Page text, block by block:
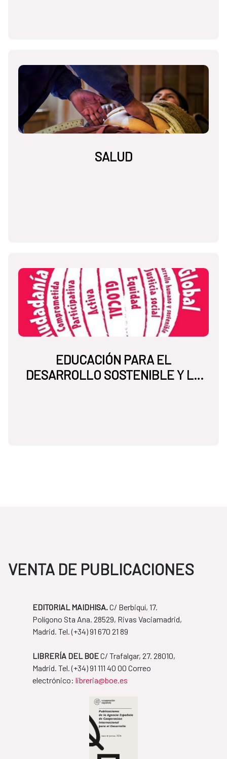
SALUD
EDUCACIÓN PARA EL
DESARROLLO SOSTENIBLE Y LA
VENTA DE PUBLICACIONES
EDITORIAL MAIDHISA.C/ Berbiquí, 17.
Polígono Sta Ana. 28529, Rivas Vaciamadrid,
Madrid. Tel. ​(+34) 91 670 21 89
LIBRERÍA DEL BOEC/ Trafalgar, 27. 28010,
Madrid. Tel. ​(+34) 91 111 40 00 Correo
​​​​​​​electrónico: libreria@boe.es